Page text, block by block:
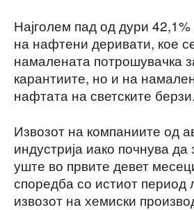
Најголем пад од дури 42,1%
на нафтени деривати, кое
намалената потрошувачка
карантиите, но и на
нафтата на светските берзи.
Извозот на компаниите од
индустрија иако почнува да
уште во првите девет
споредба со истиот период
извозот на хемиски